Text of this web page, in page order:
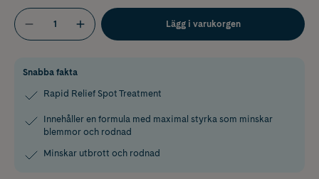
Lägg i varukorgen
Snabba fakta
Rapid Relief Spot Treatment
Innehåller en formula med maximal styrka som minskar
blemmor och rodnad
Minskar utbrott och rodnad